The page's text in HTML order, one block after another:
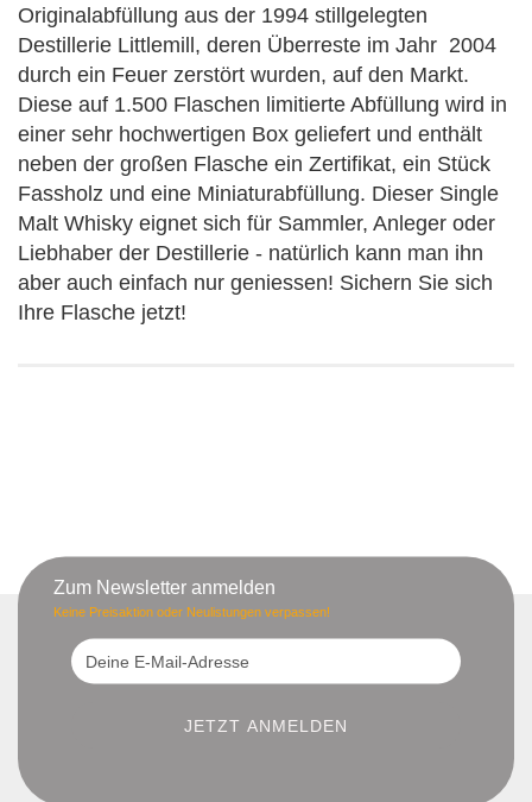
Originalabfüllung aus der 1994 stillgelegten
Destillerie Littlemill, deren Überreste im Jahr 2004
durch ein Feuer zerstört wurden, auf den Markt.
Diese auf 1.500 Flaschen limitierte Abfüllung wird in
einer sehr hochwertigen Box geliefert und enthält
neben der großen Flasche ein Zertifikat, ein Stück
Fassholz und eine Miniaturabfüllung. Dieser Single
Malt Whisky eignet sich für Sammler, Anleger oder
Liebhaber der Destillerie - natürlich kann man ihn
aber auch einfach nur geniessen! Sichern Sie sich
Ihre Flasche jetzt!
Zum Newsletter anmelden
Keine Preisaktion oder Neulistungen verpassen!